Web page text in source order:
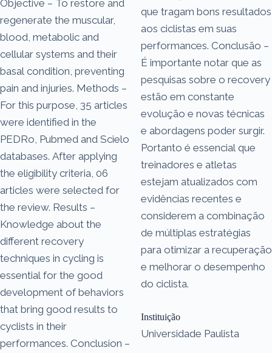
Objective – To restore and
regenerate the muscular,
blood, metabolic and
cellular systems and their
basal condition, preventing
pain and injuries. Methods –
For this purpose, 35 articles
were identified in the
PEDRo, Pubmed and Scielo
databases. After applying
the eligibility criteria, 06
articles were selected for
the review. Results –
Knowledge about the
different recovery
techniques in cycling is
essential for the good
development of behaviors
that bring good results to
cyclists in their
performances. Conclusion –
que tragam bons resultados
aos ciclistas em suas
performances. Conclusão –
É importante notar que as
pesquisas sobre o recovery
estão em constante
evolução e novas técnicas
e abordagens poder surgir.
Portanto é essencial que
treinadores e atletas
estejam atualizados com
evidências recentes e
considerem a combinação
de múltiplas estratégias
para otimizar a recuperação
e melhorar o desempenho
do ciclista.
Instituição
Universidade Paulista